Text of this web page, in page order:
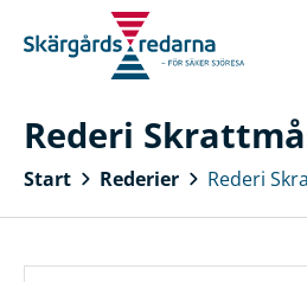
Rederi
Start Rederier Rederi